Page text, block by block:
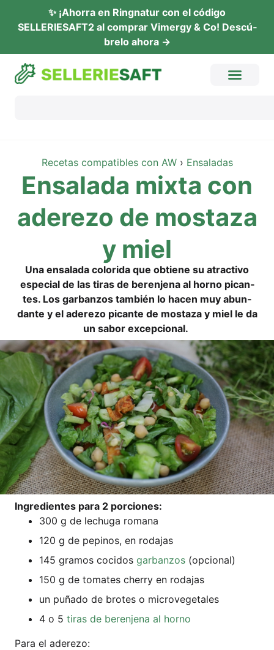
✨ ¡Ahor­ra en Ring­na­tur con el códi­go
SELLERIESAFT2 al com­prar Vimer­gy & Co! Descú­
b­re­lo ahora →
Rece­tas com­pa­ti­bles con AW› Ensa­la­das
Ensa­la­da mix­ta con
ade­re­zo de mos­ta­za
y miel
Una ensa­la­da colo­ri­da que obtiene su atrac­tivo
espe­cial de las tiras de beren­je­na al hor­no pican­
tes. Los gar­ban­zos tam­bién lo hacen muy abun­
dan­te y el ade­re­zo pican­te de mos­ta­za y miel le da
un sab­or excepcional.
Ingre­di­en­tes para 2 porciones:
300 g de lechu­ga romana
120 g de pepi­nos, en rodajas
145 gra­mos coci­dos gar­ban­zos (opcio­nal)
150 g de toma­tes cher­ry en rodajas
un puña­do de bro­tes o microvegetales
4 o 5 tiras de beren­je­na al horno
Para el aderezo: